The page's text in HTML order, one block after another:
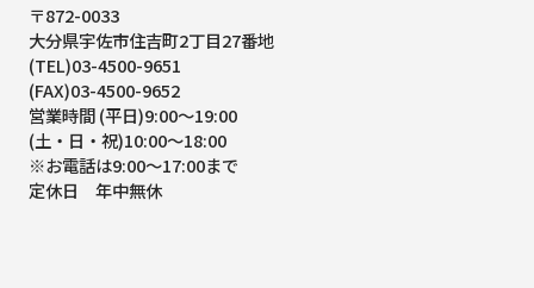
〒872-0033
大分県宇佐市住吉町2丁目27番地
(TEL)03-4500-9651
(FAX)03-4500-9652
営業時間 (平日)9:00～19:00
(土・日・祝)10:00～18:00
※お電話は9:00～17:00まで
定休日 年中無休